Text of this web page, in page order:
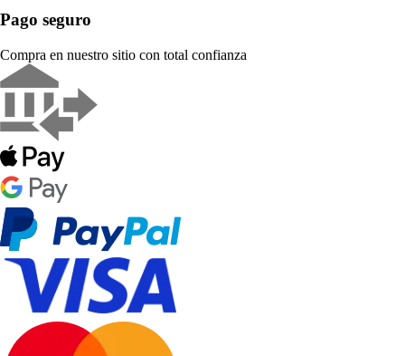
Pago seguro
Compra en nuestro sitio con total confianza